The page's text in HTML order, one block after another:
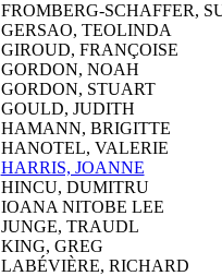
FROMBERG-SCHAFFER,
GERSAO, TEOLINDA
GIROUD, FRANÇOISE
GORDON, NOAH
GORDON, STUART
GOULD, JUDITH
HAMANN, BRIGITTE
HANOTEL, VALERIE
HARRIS, JOANNE
HINCU, DUMITRU
IOANA NITOBE LEE
JUNGE, TRAUDL
KING, GREG
LABÉVIÈRE, RICHARD